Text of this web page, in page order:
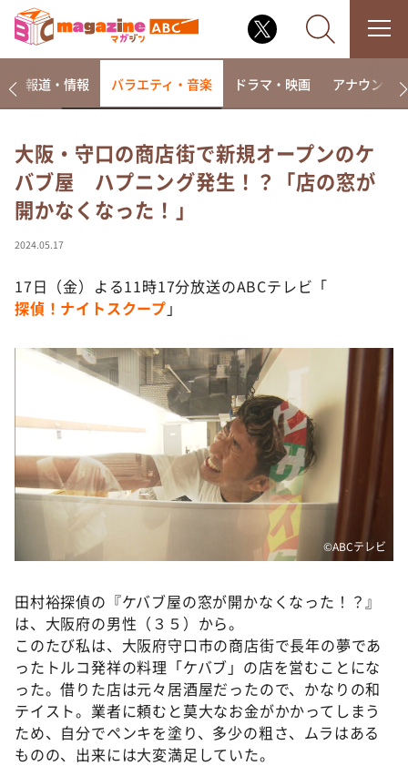
なるみ・岡村の過ぎるTV
相席食堂
これ余談なんですけど・・・
て真剣です
探偵！ナイトスクープ
news おかえり
河合＆A.B.C-Z塚田×福井アナ「なんでやねん！？」
（news おかえり）
DAIGOも台所 ～きょうの献立 何にする？～
本日はダイアンなり！シーズン２
朝だ！生です旅サラダ
教えて！ニュースライブ 正義のミカタ
ＬＩＦＥ～夢のカタチ～
ポツンと一軒家
ザキ山小屋本館
ぺこぱのまるスポ
アナ回覧板
報道・情報 バラエティ・音楽 ドラマ・映画 アナウンサー
大阪・守口の商店街で新規オープンのケ
バブ屋 ハプニング発生！？「店の窓が
開かなくなった！」
2024.05.17
17日（金）よる11時17分放送のABCテレビ「
探偵！ナイトスクープ 」
©ABCテレビ
田村裕探偵の『ケバブ屋の窓が開かなくなった！？』
は、大阪府の男性（３５）から。
このたび私は、大阪府守口市の商店街で長年の夢であ
ったトルコ発祥の料理「ケバブ」の店を営むことにな
った。借りた店は元々居酒屋だったので、かなりの和
テイスト。業者に頼むと莫大なお金がかかってしまう
ため、自分でペンキを塗り、多少の粗さ、ムラはある
ものの、出来には大変満足していた。